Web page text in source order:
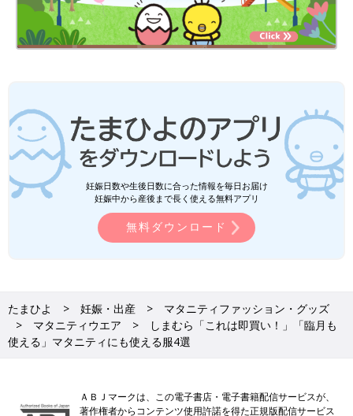
妊娠日数や生後日数に合った情報を毎日お届け
妊娠中から産後まで長く使える無料アプリ
無料ダウンロード
たまひよ 妊娠・出産
マタニティファッション・グッズ
マタニティウエア
しまむら「これは即買い！」「臨月も
使える」マタニティにも使える服4選
ＡＢＪマークは、この電子書店・電子書籍配信サービスが、
著作権者からコンテンツ使用許諾を得た正規版配信サービス